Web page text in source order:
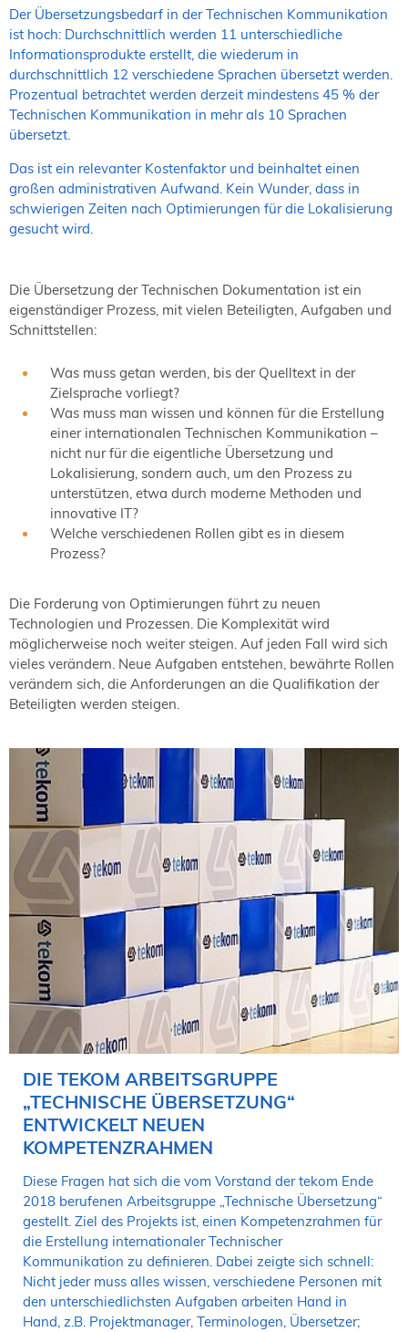
Der Übersetzungsbedarf in der Technischen Kommunikation
ist hoch: Durchschnittlich werden 11 unterschiedliche
Informationsprodukte erstellt, die wiederum in
durchschnittlich 12 verschiedene Sprachen übersetzt werden.
Prozentual betrachtet werden derzeit mindestens 45 % der
Technischen Kommunikation in mehr als 10 Sprachen
übersetzt.
Das ist ein relevanter Kostenfaktor und beinhaltet einen
großen administrativen Aufwand. Kein Wunder, dass in
schwierigen Zeiten nach Optimierungen für die Lokalisierung
gesucht wird.
Die Übersetzung der Technischen Dokumentation ist ein
eigenständiger Prozess, mit vielen Beteiligten, Aufgaben und
Schnittstellen:
Was muss getan werden, bis der Quelltext in der
Zielsprache vorliegt?
Was muss man wissen und können für die Erstellung
einer internationalen Technischen Kommunikation –
nicht nur für die eigentliche Übersetzung und
Lokalisierung, sondern auch, um den Prozess zu
unterstützen, etwa durch moderne Methoden und
innovative IT?
Welche verschiedenen Rollen gibt es in diesem
Prozess?
Die Forderung von Optimierungen führt zu neuen
Technologien und Prozessen. Die Komplexität wird
möglicherweise noch weiter steigen. Auf jeden Fall wird sich
vieles verändern. Neue Aufgaben entstehen, bewährte Rollen
verändern sich, die Anforderungen an die Qualifikation der
Beteiligten werden steigen.
DIE TEKOM ARBEITSGRUPPE
„TECHNISCHE ÜBERSETZUNG“
ENTWICKELT NEUEN
KOMPETENZRAHMEN
Diese Fragen hat sich die vom Vorstand der tekom Ende
2018 berufenen Arbeitsgruppe „Technische Übersetzung“
gestellt. Ziel des Projekts ist, einen Kompetenzrahmen für
die Erstellung internationaler Technischer
Kommunikation zu definieren. Dabei zeigte sich schnell:
Nicht jeder muss alles wissen, verschiedene Personen mit
den unterschiedlichsten Aufgaben arbeiten Hand in
Hand, z.B. Projektmanager, Terminologen, Übersetzer;